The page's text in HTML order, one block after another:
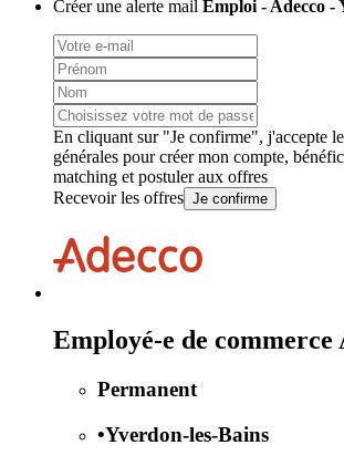
Créer une alerte mail Emploi - Adecco -
En cliquant sur "Je confirme", j'accepte
générales pour créer mon compte,
matching et postuler aux offres
Recevoir les offres Je confirme
Employé-e de
Permanent
•Yverdon-les-Bains